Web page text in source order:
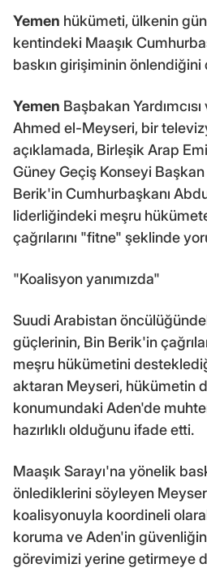
Yemen hükümeti, ülkenin
kentindeki Maaşık
baskın girişiminin önlendiğini
Yemen Başbakan
Ahmed el-Meyseri, bir
açıklamada, Birleşik Arap
Güney Geçiş Konseyi Başkan
Berik'in Cumhurbaşkanı
liderliğindeki meşru
çağrılarını "fitne" şeklinde
"Koalisyon yanımızda"
Suudi Arabistan
güçlerinin, Bin Berik'in
meşru hükümetini
aktaran Meyseri, hükümetin
konumundaki Aden'de
hazırlıklı olduğunu ifade etti.
Maaşık Sarayı'na yönelik
önlediklerini söyleyen
koalisyonuyla koordineli
koruma ve Aden'in
görevimizi yerine getirmeye